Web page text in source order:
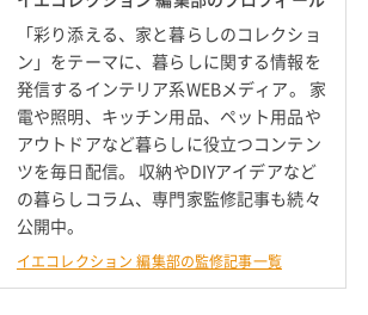
「彩り添える、家と暮らしのコレクショ
ン」をテーマに、暮らしに関する情報を
発信するインテリア系WEBメディア。 家
電や照明、キッチン用品、ペット用品や
アウトドアなど暮らしに役立つコンテン
ツを毎日配信。 収納やDIYアイデアなど
の暮らしコラム、専門家監修記事も続々
公開中。
イエコレクション 編集部の監修記事一覧